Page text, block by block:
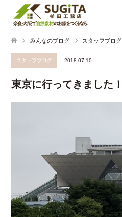
みんなのブログ スタッフブログ
スタッフブログ 2018.07.10
東京に行ってきました！